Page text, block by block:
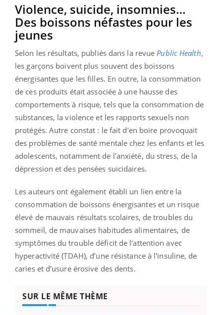
Violence, suicide, insomnies…
Des boissons néfastes pour les
jeunes
Selon les résultats, publiés dans la revue Public Health,
les garçons boivent plus souvent des boissons
énergisantes que les filles. En outre, la consommation
de ces produits était associée à une hausse des
comportements à risque, tels que la consommation de
substances, la violence et les rapports sexuels non
protégés. Autre constat : le fait d’en boire provoquait
des problèmes de santé mentale chez les enfants et les
adolescents, notamment de l'anxiété, du stress, de la
dépression et des pensées suicidaires.
Les auteurs ont également établi un lien entre la
consommation de boissons énergisantes et un risque
élevé de mauvais résultats scolaires, de troubles du
sommeil, de mauvaises habitudes alimentaires, de
symptômes du trouble déficit de l'attention avec
hyperactivité (TDAH), d’une résistance à l'insuline, de
caries et d’usure érosive des dents.
SUR LE MÊME THÈME